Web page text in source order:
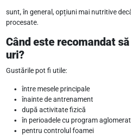
sunt, în general, opțiuni mai nutritive
procesate.
Când este recomandat
uri?
Gustările pot fi utile:
între mesele principale
înainte de antrenament
după activitate fizică
în perioadele cu program aglomerat
pentru controlul foamei